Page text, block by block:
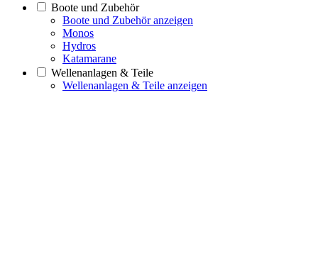
Boote und Zubehör
Boote und Zubehör anzeigen
Monos
Hydros
Katamarane
Wellenanlagen & Teile
Wellenanlagen & Teile anzeigen